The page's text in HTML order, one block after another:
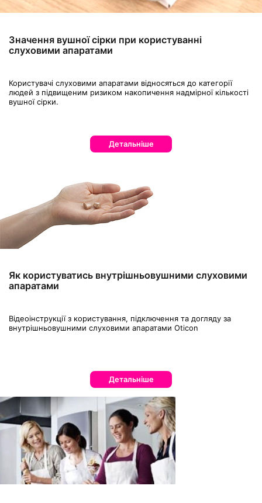
Значення вушної сірки при користуванні
слуховими апаратами
Користувачі слуховими апаратами відносяться до категорії
людей з підвищеним ризиком накопичення надмірної кількості
вушної сірки.
Детальніше
Як користуватись внутрішньовушними слуховими
апаратами
Відеоінструкції з користування, підключення та догляду за
внутрішньовушними слуховими апаратами Oticon
Детальніше